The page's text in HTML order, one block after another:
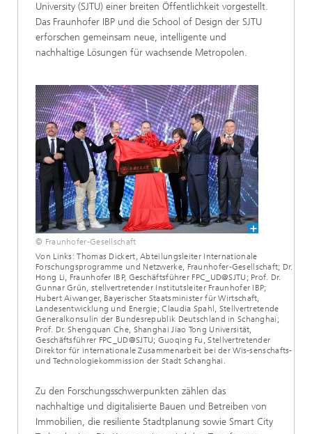
University (SJTU) einer breiten Öffentlichkeit vorgestellt.
Das Fraunhofer IBP und die School of Design der SJTU
erforschen gemeinsam neue, intelligente und
nachhaltige Lösungen für wachsende Metropolen.
© Fraunhofer-Gesellschaft
Von Links: Thomas Dickert, Abteilungsleiter Internationale
Forschungsprogramme und Netzwerke, Fraunhofer-Gesellschaft; Dr.
Hong Li, Fraunhofer IBP, Geschäftsführer FPC_UD@SJTU; Prof. Dr.
Gunnar Grün, stellvertretender Institutsleiter Fraunhofer IBP;
Hubert Aiwanger, Bayerischer Staatsminister für Wirtschaft,
Landesentwicklung und Energie; Claudia Spahl, Stellvertretende
Generalkonsulin der Bundesrepublik Deutschland in Schanghai;
Prof. Dr. Shengquan Che, Shanghai Jiao Tong Universität,
Geschäftsführer FPC_UD@SJTU; Guoqing Fu, Stellvertretender
Direktor für internationale Zusammenarbeit bei der Wis-senschafts-
und Technologiekommission der Stadt Schanghai.
Zu den Forschungsschwerpunkten zählen das
nachhaltige und digitalisierte Bauen und Betreiben von
Immobilien, die resiliente Stadtplanung sowie Smart City